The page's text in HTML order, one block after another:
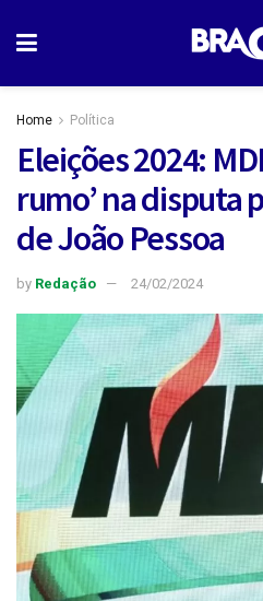
Home Política
Eleições 2024:
rumo’ na disputa
de João Pessoa
by Redação 24/02/2024